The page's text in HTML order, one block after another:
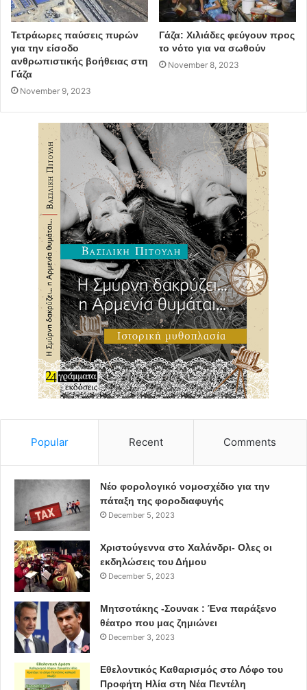
Πηγή: ΑΠΕ – ΜΠΕ
ελλάδα τουρισμός καλοκαίρι 2020
Καμπάνια
Greek summer is a state of mind
Τετράωρες παύσεις πυρών
για την είσοδο
ανθρωπιστικής βοήθειας στη
Γάζα
November 9, 2023
Γάζα: Χιλιάδες φεύγουν προς
το νότο για να σωθούν
November 8, 2023
Popular Recent Comments
Νέο φορολογικό νομοσχέδιο για την
πάταξη της φοροδιαφυγής
December 5, 2023
Χριστούγεννα στο Χαλάνδρι- Ολες οι
εκδηλώσεις του Δήμου
December 5, 2023
Μητσοτάκης -Σουνακ : Ένα παράξενο
θέατρο που μας ζημιώνει
December 3, 2023
Εθελοντικός Καθαρισμός στο Λόφο του
Προφήτη Ηλία στη Νέα Πεντέλη